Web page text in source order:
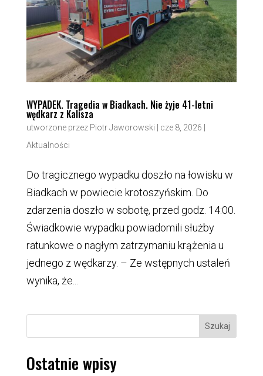
WYPADEK. Tragedia w Biadkach. Nie żyje 41-letni
wędkarz z Kalisza
utworzone przez Piotr Jaworowski cze 8, 2026
Aktualności
Do tragicznego wypadku doszło na łowisku w
Biadkach w powiecie krotoszyńskim. Do
zdarzenia doszło w sobotę, przed godz. 14:00.
Świadkowie wypadku powiadomili służby
ratunkowe o nagłym zatrzymaniu krążenia u
jednego z wędkarzy. – Ze wstępnych ustaleń
wynika, że...
Szukaj
Ostatnie wpisy